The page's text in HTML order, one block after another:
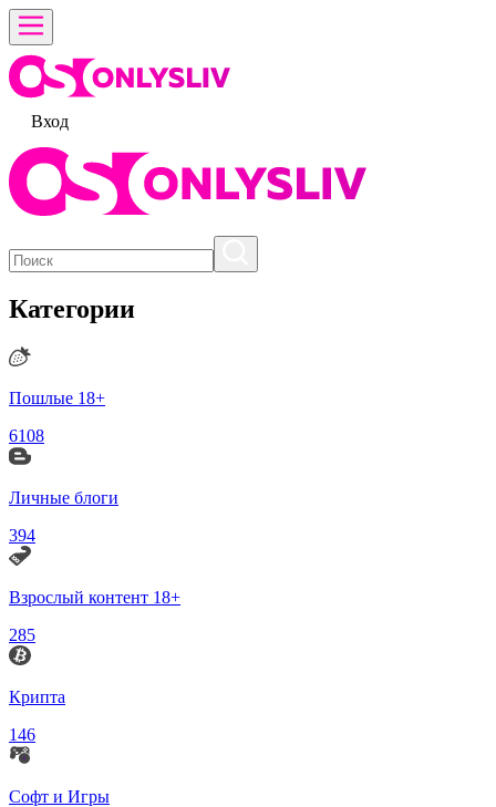
Вход
Категории
Пошлые 18+
6108
Личные блоги
394
Взрослый контент 18+
285
Крипта
146
Софт и Игры